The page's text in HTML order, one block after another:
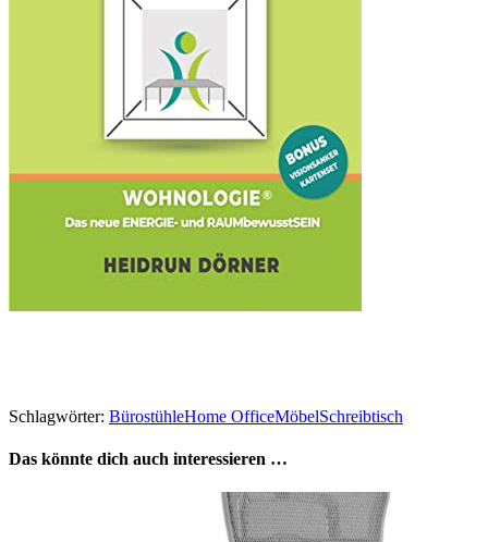
Schlagwörter: BürostühleHome OfficeMöbelSchreibtisch
Das könnte dich auch interessieren …